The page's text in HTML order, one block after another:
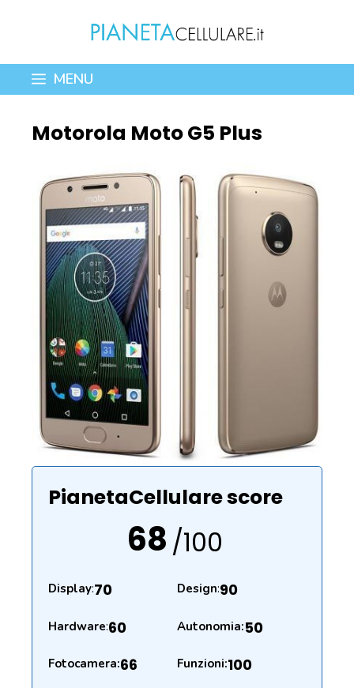
contenuto
MENU
Motorola Moto G5 Plus
PianetaCellulare score
68 /100
Display:70 Design:90
Hardware:60 Autonomia:50
Fotocamera:66 Funzioni:100